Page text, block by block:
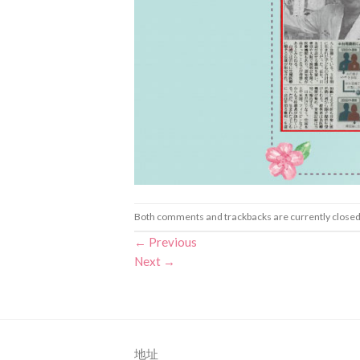
Both comments and trackbacks are currently
← Previous
Next →
地址